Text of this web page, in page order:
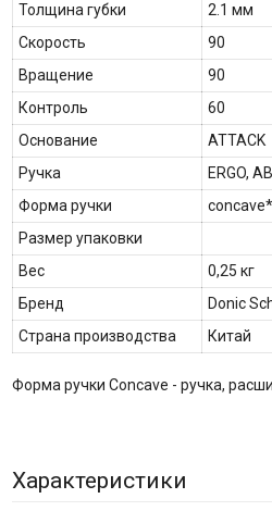
Толщина губки
2.1 мм
Скорость
90
Вращение
90
Контроль
60
Основание
ATTACK
Ручка
ERGO,
Форма ручки
concave*
Размер упаковки
Вес
0,25 кг
Бренд
Donic
Страна производства
Китай
Форма ручки Concave - ручка,
Характеристики